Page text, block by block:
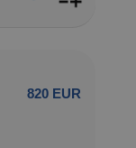
820 EUR